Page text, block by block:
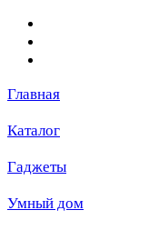
Главная
Каталог
Гаджеты
Умный дом